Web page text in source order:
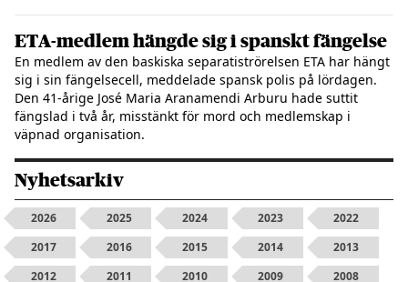
ETA-medlem hängde sig i spanskt fängelse
En medlem av den baskiska separatiströrelsen ETA har hängt
sig i sin fängelsecell, meddelade spansk polis på lördagen.
Den 41-årige José Maria Aranamendi Arburu hade suttit
fängslad i två år, misstänkt för mord och medlemskap i
väpnad organisation.
Nyhetsarkiv
2026 2025 2024 2023
2022
2017
2016 2015 2014
2013
2012
2011 2010 2009
2008